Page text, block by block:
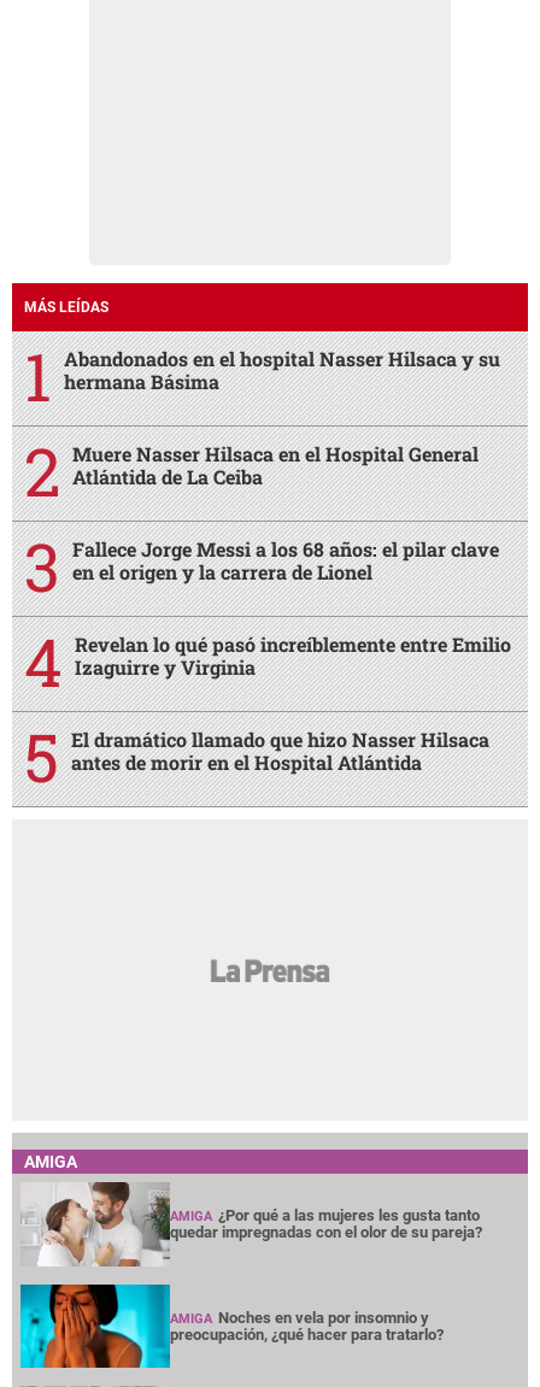
MÁS LEÍDAS
Abandonados en el hospital Nasser Hilsaca y su
hermana Básima
Muere Nasser Hilsaca en el Hospital General
Atlántida de La Ceiba
Fallece Jorge Messi a los 68 años: el pilar clave
en el origen y la carrera de Lionel
Revelan lo qué pasó increíblemente entre Emilio
Izaguirre y Virginia
El dramático llamado que hizo Nasser Hilsaca
antes de morir en el Hospital Atlántida
AMIGA
AMIGA ¿Por qué a las mujeres les gusta tanto
quedar impregnadas con el olor de su pareja?
AMIGA Noches en vela por insomnio y
preocupación, ¿qué hacer para tratarlo?